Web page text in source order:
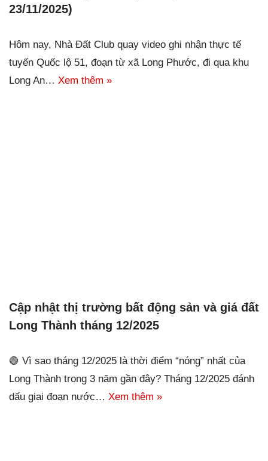
23/11/2025)
Hôm nay, Nhà Đất Club quay video ghi nhận thực tế
tuyến Quốc lộ 51, đoạn từ xã Long Phước, đi qua khu
Long An… Xem thêm »
Cập nhật thị trường bất động sản và giá đất
Long Thành tháng 12/2025
🟢 Vì sao tháng 12/2025 là thời điểm “nóng” nhất của
Long Thành trong 3 năm gần đây? Tháng 12/2025 đánh
dấu giai đoạn nước… Xem thêm »